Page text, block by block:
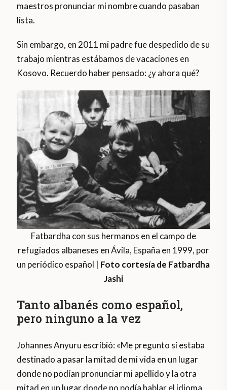
maestros pronunciar mi nombre cuando pasaban
lista.
Sin embargo, en 2011 mi padre fue despedido de su
trabajo mientras estábamos de vacaciones en
Kosovo. Recuerdo haber pensado: ¿y ahora qué?
Fatbardha con sus hermanos en el campo de
refugiados albaneses en Ávila, España en 1999, por
un periódico español | Foto cortesía de Fatbardha
Jashi
Tanto albanés como español,
pero ninguno a la vez
Johannes Anyuru escribió: «Me pregunto si estaba
destinado a pasar la mitad de mi vida en un lugar
donde no podían pronunciar mi apellido y la otra